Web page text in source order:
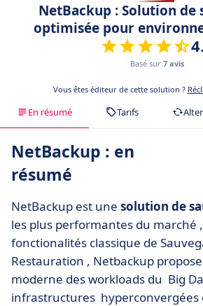
NetBackup : Solution de
optimisée pour
Basé sur 7 avis
Vous êtes éditeur de cette solution ?
En résumé Tarifs
NetBackup : en
résumé
NetBackup est une solution de
les plus performantes du marché
fonctionalités classique de
Restauration , Netbackup
moderne des workloads du Big
infrastructures hyperconvergées